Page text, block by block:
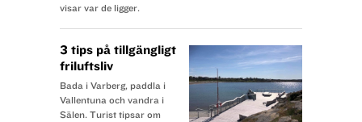
visar var de ligger.
3 tips på tillgängligt
friluftsliv
Bada i Varberg, paddla i
Vallentuna och vandra i
Sälen. Turist tipsar om